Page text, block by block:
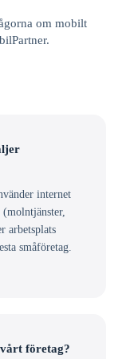
om mobilt
internet
arbetsplats
småföretag.
företag?